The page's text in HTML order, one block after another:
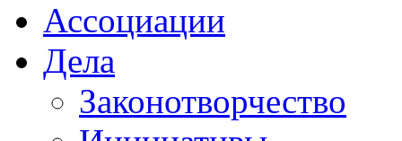
Ассоциации
Дела
Законотворчество